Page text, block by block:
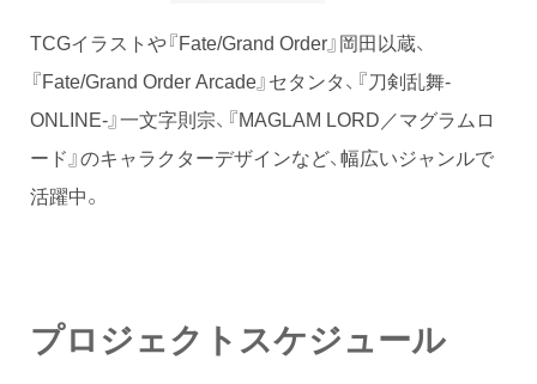
TCGイラストや『Fate/Grand Order』岡田以蔵、
『Fate/Grand Order Arcade』セタンタ、『刀剣乱舞-
ONLINE-』一文字則宗、『MAGLAM LORD／マグラムロ
ード』のキャラクターデザインなど、幅広いジャンルで
活躍中。
プロジェクトスケジュール